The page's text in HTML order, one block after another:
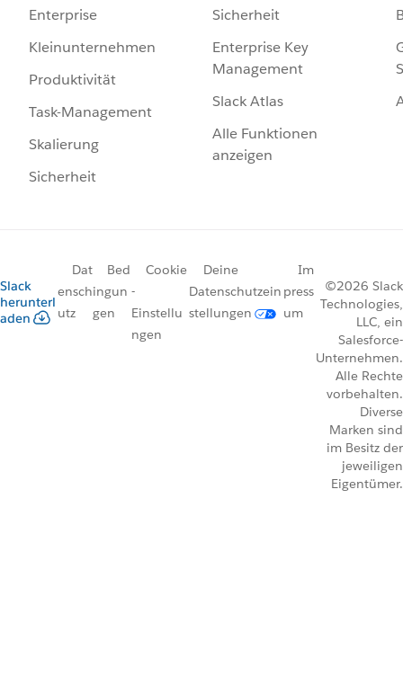
Enterprise
Kleinunternehmen
Produktivität
Task-Management
Skalierung
Sicherheit
Sicherheit
Enterprise Key
Management
Slack Atlas
Alle Funktionen
anzeigen
Slack
herunterl
aden
Dat
ensch
utz
Bed
ingun
gen
Cookie
-
Einstellu
ngen
Deine
Datenschutzein
stellungen
Im
press
um
©2026 Slack
Technologies,
LLC, ein
Salesforce-
Unternehmen.
Alle Rechte
vorbehalten.
Diverse
Marken sind
im Besitz der
jeweiligen
Eigentümer.